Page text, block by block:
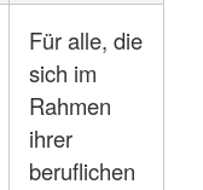
Für alle, die
sich im
Rahmen
ihrer
beruflichen